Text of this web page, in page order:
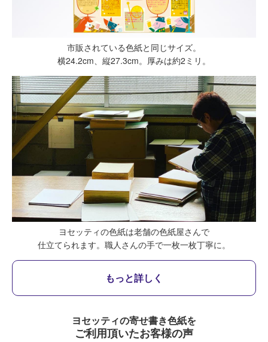
市販されている色紙と同じサイズ。
横24.2cm、縦27.3cm。厚みは約2ミリ。
ヨセッティの色紙は老舗の色紙屋さんで
仕立てられます。 職人さんの手で一枚一枚丁寧に。
もっと詳しく
ヨセッティの寄せ書き色紙を
ご利用頂いたお客様の声